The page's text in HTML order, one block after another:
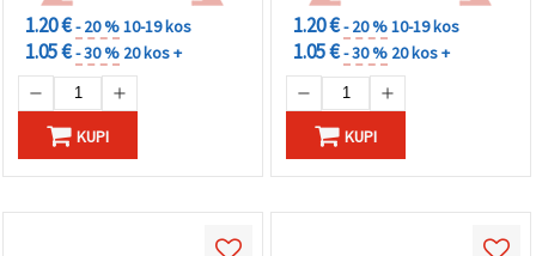
1.20 €- 20 %10-19 kos
1.05 €- 30 % 20 kos +
KUPI
1.20 €- 20 %10-19 kos
1.05 €- 30 % 20 kos +
KUPI